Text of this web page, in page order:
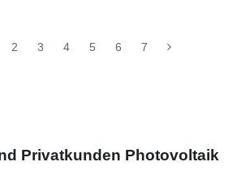
2 3 4 5 6 7
Privatkunden Photovoltaik